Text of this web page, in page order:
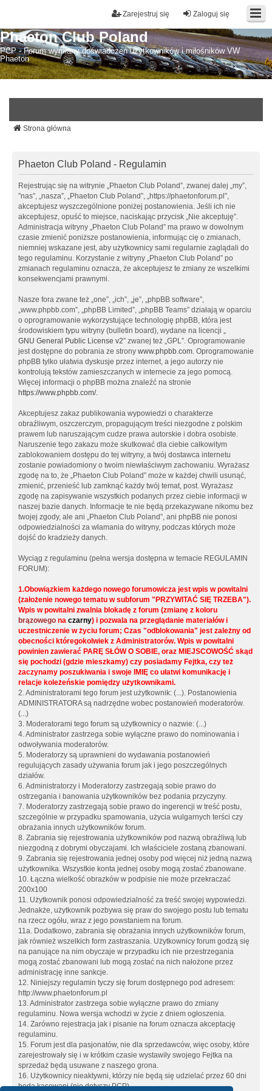
Zaloguj się
Zarejestruj się
Phaeton Club Poland
PCP - Forum wymiany doświadczeń użytkowników i miłośników VW
Phaeton
Strona główna
Phaeton Club Poland - Regulamin
Rejestrując się na witrynie „Phaeton Club Poland”, zwanej dalej „my”,
”nas”, „nasza”, „Phaeton Club Poland”, „https://phaetonforum.pl”,
akceptujesz wyszczególnione poniżej postanowienia. Jeśli ich nie
akceptujesz, opuść to miejsce, naciskając przycisk „Nie akceptuję”.
Administracja witryny „Phaeton Club Poland” ma prawo w dowolnym
czasie zmienić poniższe postanowienia, informując cię o zmianach,
niemniej wskazane jest, aby użytkownicy sami regularnie zaglądali do
tego regulaminu. Korzystanie z witryny „Phaeton Club Poland” po
zmianach regulaminu oznacza, że akceptujesz te zmiany ze wszelkimi
konsekwencjami prawnymi.
Nasze fora zwane też „one”, „ich”, „je”, „phpBB software”,
„www.phpbb.com”, „phpBB Limited”, „phpBB Teams” działają w oparciu
o oprogramowanie wykorzystujące technologię phpBB, która jest
środowiskiem typu witryny (bulletin board), wydane na licencji „
GNU General Public License v2” zwanej też „GPL”. Oprogramowanie
jest dostępne do pobrania ze strony www.phpbb.com. Oprogramowanie
phpBB tylko ułatwia dyskusje przez internet, a jego autorzy nie
kontrolują tekstów zamieszczanych w internecie za jego pomocą.
Więcej informacji o phpBB można znaleźć na stronie
https://www.phpbb.com/.
Akceptujesz zakaz publikowania wypowiedzi o charakterze
obraźliwym, oszczerczym, propagującym treści niezgodne z polskim
prawem lub naruszającym cudze prawa autorskie i dobra osobiste.
Naruszenie tego zakazu może skutkować dla ciebie całkowitym
zablokowaniem dostępu do tej witryny, a twój dostawca internetu
zostanie powiadomiony o twoim niewłaściwym zachowaniu. Wyrażasz
zgodę na to, że „Phaeton Club Poland” może w każdej chwili usunąć,
zmienić, przenieść lub zamknąć każdy twój temat, post. Wyrażasz
zgodę na zapisywanie wszystkich podanych przez ciebie informacji w
naszej bazie danych. Informacje te nie będą przekazywane nikomu bez
twojej zgody, ale ani „Phaeton Club Poland”, ani phpBB nie ponosi
odpowiedzialności za włamania do witryny, podczas których może
dojść do kradzieży danych.
Wyciąg z regulaminu (pełna wersja dostępna w temacie REGULAMIN
FORUM):
1.Obowiązkiem każdego nowego forumowicza jest wpis w powitalni
(założenie nowego tematu w subforum "PRZYWITAĆ SIĘ TRZEBA").
Wpis w powitalni zwalnia blokadę z forum (zmianę z koloru
brązowego na czarny) i pozwala na przeglądanie materiałów i
uczestniczenie w życiu forum; Czas "odblokowania" jest zależny od
obecności któregokolwiek z Administratorów. Wpis w powitalni
powinien zawierać PARĘ SŁÓW O SOBIE, oraz MIEJSCOWOŚĆ skąd
się pochodzi (gdzie mieszkamy) czy posiadamy Fejtka, czy też
zaczynamy poszukiwania i swoje IMIĘ co ułatwi komunikację i
relacje koleżeńskie pomiędzy użytkownikami.
2. Administratorami tego forum jest użytkownik: (...). Postanowienia
ADMINISTRATORA są nadrzędne wobec postanowień moderatorów.
(...)
3. Moderatorami tego forum są użytkownicy o nazwie: (...)
4. Administrator zastrzega sobie wyłączne prawo do nominowania i
odwoływania moderatorów.
5. Moderatorzy są uprawnieni do wydawania postanowień
regulujących zasady używania forum jak i jego poszczególnych
działów.
6. Administratorzy i Moderatorzy zastrzegają sobie prawo do
ostrzegania i banowania użytkowników bez podania przyczyny.
7. Moderatorzy zastrzegają sobie prawo do ingerencji w treść postu,
szczególnie w przypadku spamowania, użycia wulgarnych terści czy
obrażania innych użytkowników forum.
8. Zabrania się rejestrowania użytkowników pod nazwą obraźliwą lub
niezgodną z dobrymi obyczajami. Ich właściciele zostaną zbanowani.
9. Zabrania się rejestrowania jednej osoby pod więcej niż jedną nazwą
użytkownika. Wszystkie konta jednej osoby mogą zostać zbanowane.
10. Łączna wielkość obrazków w podpisie nie może przekraczać
200x100
11. Użytkownik ponosi odpowiedzialność za treść swojej wypowiedzi.
Jednakże, użytkownik pozbywa się praw do swojego postu lub tematu
na rzecz ogółu, wraz z jego powstaniem na forum.
11a. Dodatkowo, zabrania się obrażania innych użytkowników forum,
jak również wszelkich form zastraszania. Użytkownicy forum godzą się
na panujące na nim obyczaje w przypadku ich nie przestrzegania
mogą zostać zbanowani lub mogą zostać na nich nałożone przez
administrację inne sankcje.
12. Niniejszy regulamin tyczy się forum dostępnego pod adresem:
http://www.phaetonforum.pl
13. Administrator zastrzega sobie wyłączne prawo do zmiany
regulaminu. Nowa wersja wchodzi w życie z dniem ogłoszenia.
14. Zarówno rejestracja jak i pisanie na forum oznacza akceptację
regulaminu.
15. Forum jest dla pasjonatów, nie dla sprzedawców, więc osoby, które
zarejestrowały się i w krótkim czasie wystawiły swojego Fejtka na
sprzedaż będą usuwane z naszego grona.
16. Użytkownicy nieaktywni, którzy nie będą się udzielać przez 60 dni
będą kasowani (nie dotyczy PCP)